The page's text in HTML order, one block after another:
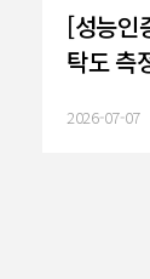
[성능인
탁도
2026-07-07